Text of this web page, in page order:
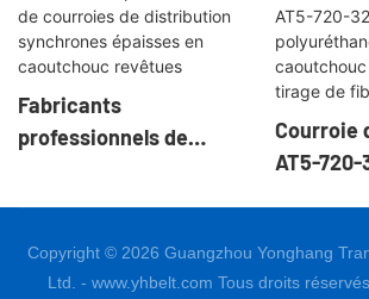
Fabricants
professionnels de
synchrones épaisses en
Courroie
AT5-720-
machine
fibres
Copyright © 2026 Guangzhou Yonghang
Ltd. - www.yhbelt.com Tous droits